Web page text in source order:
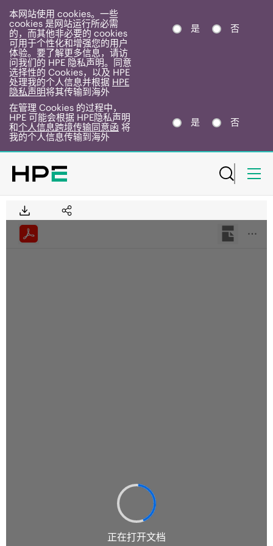
本网站使用 cookies。一些
cookies 是网站运行所必需
的，而其他非必要的 cookies
可用于个性化和增强您的用户
体验。要了解更多信息，请访
问我们的 HPE 隐私声明。同意
选择性的 Cookies，以及 HPE
处理我的个人信息并根据 HPE
隐私声明将其传输到海外
是 否
在管理 Cookies 的过程中，
HPE 可能会根据 HPE隐私声明
和个人信息跨境传输同意函 将
我的个人信息传输到海外
是 否